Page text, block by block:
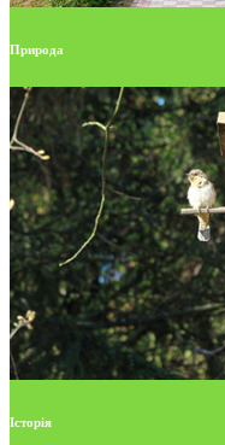
Природа
Історія